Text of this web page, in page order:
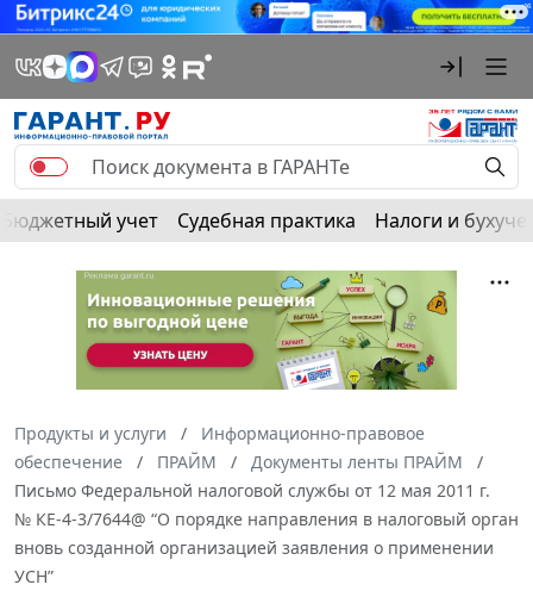
Бюджетный учет Судебная практика Налоги и
Продукты и услуги
Информационно-правовое
обеспечение
ПРАЙМ
Документы ленты ПРАЙМ
Письмо Федеральной налоговой службы от 12 мая 2011 г.
№ КЕ-4-3/7644@ “О порядке направления в налоговый орган
вновь созданной организацией заявления о применении
УСН”